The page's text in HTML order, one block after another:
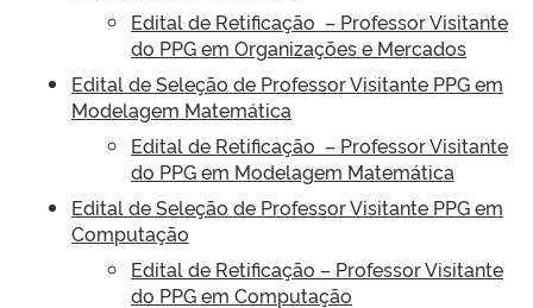
Edital de Retificação – Professor Visitante
do PPGem Organizações e Mercados
Edital de Seleção de Professor Visitante PPG em
Modelagem Matemática
Edital de Retificação – Professor Visitante
do PPGem Modelagem Matemática
Edital de Seleção de Professor Visitante PPG em
Computação
Edital de Retificação – Professor Visitante
do PPG em Computação